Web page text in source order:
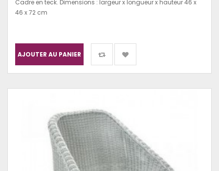
Cadre en teck. Dimensions : largeur x longueur x hauteur 46 x
46 x 72 cm
AJOUTER AU PANIER